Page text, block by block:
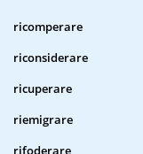
ricomperare
riconsiderare
ricuperare
riemigrare
rifoderare